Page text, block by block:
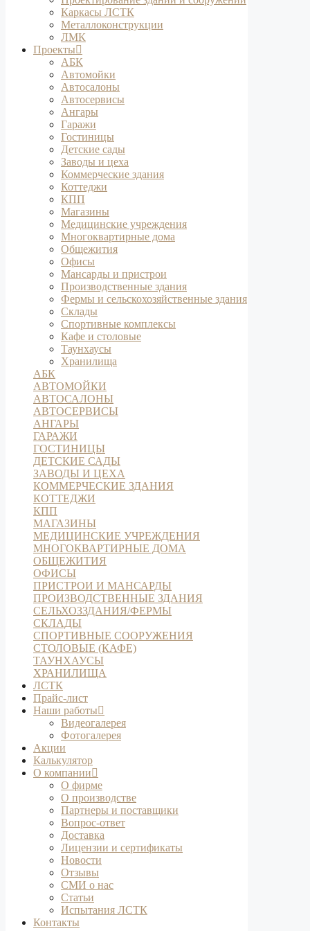
Каркасы ЛСТК
Металлоконструкции
ЛМК
Проекты
АБК
Автомойки
Автосалоны
Автосервисы
Ангары
Гаражи
Гостиницы
Детские сады
Заводы и цеха
Коммерческие здания
Коттеджи
КПП
Магазины
Медицинские учреждения
Многоквартирные дома
Общежития
Офисы
Мансарды и пристрои
Производственные здания
Фермы и сельскохозяйственные здания
Склады
Спортивные комплексы
Кафе и столовые
Таунхаусы
Хранилища
АБК
АВТОМОЙКИ
АВТОСАЛОНЫ
АВТОСЕРВИСЫ
АНГАРЫ
ГАРАЖИ
ГОСТИНИЦЫ
ДЕТСКИЕ САДЫ
ЗАВОДЫ И ЦЕХА
КОММЕРЧЕСКИЕ ЗДАНИЯ
КОТТЕДЖИ
КПП
МАГАЗИНЫ
МЕДИЦИНСКИЕ УЧРЕЖДЕНИЯ
МНОГОКВАРТИРНЫЕ ДОМА
ОБЩЕЖИТИЯ
ОФИСЫ
ПРИСТРОИ И МАНСАРДЫ
ПРОИЗВОДСТВЕННЫЕ ЗДАНИЯ
СЕЛЬХОЗЗДАНИЯ/ФЕРМЫ
СКЛАДЫ
СПОРТИВНЫЕ СООРУЖЕНИЯ
СТОЛОВЫЕ (КАФЕ)
ТАУНХАУСЫ
ХРАНИЛИЩА
ЛСТК
Прайс-лист
Наши работы
Видеогалерея
Фотогалерея
Акции
Калькулятор
О компании
О фирме
О производстве
Партнеры и поставщики
Вопрос-ответ
Доставка
Лицензии и сертификаты
Новости
Отзывы
СМИ о нас
Статьи
Испытания ЛСТК
Контакты